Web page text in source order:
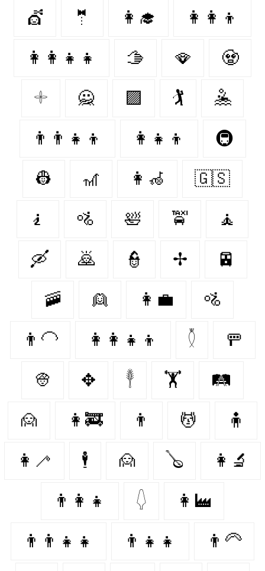
💇 🤵 👩‍🎓 👩‍👩‍👦
👩‍👩‍👧‍👧 🫱 🪭 🧟‍
𓇬 🙅‍ 🟪 🏌️‍ 🤽‍
👨‍👨‍👧‍👦 👩‍👧‍👦 🚇
👷‍ 🎢 👩‍🦽 🇬🇸
🧎 🚵 🛀 🚖 🧘
🛶 🙇‍ 👮‍ ✢ 🚈
🚠 👱‍ 👩‍💼 🚵‍
👨‍🦲 👩‍👩‍👧‍👦 𓇟 🚥
👳‍ ✥ 𓇣 🏋️ 🛤
🙍‍ 👩‍🚒 👨‍ 💆‍ 🧍‍
👩‍🦯 🕴️ 🙍 🪕 👩‍🔬
👨‍👩‍👧 𓆭 👩‍🏭
👨‍👨‍👧‍👧 👨‍👧‍👧 👨‍🦳